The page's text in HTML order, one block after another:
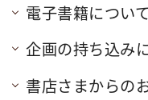
電子書籍について
企画の持ち込み
書店さまからの